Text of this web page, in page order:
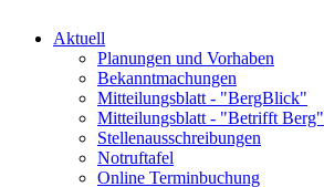
Aktuell
Planungen und Vorhaben
Bekanntmachungen
Mitteilungsblatt - "BergBlick"
Mitteilungsblatt - "Betrifft Berg"
Stellenausschreibungen
Notruftafel
Online Terminbuchung